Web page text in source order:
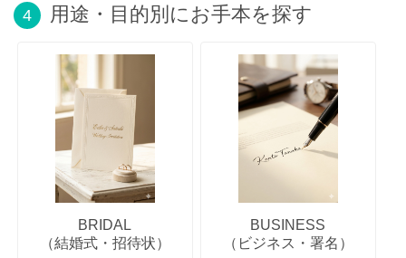
4 用途・目的別にお手本を探す
BRIDAL
（結婚式・招待状）
BUSINESS
（ビジネス・署名）